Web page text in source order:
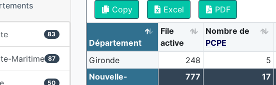
83
Maritime 87
50
Copy Excel PDF
Département
File
active
Nombre de
PCPE
Gironde
248 5
Nouvelle-
777 17